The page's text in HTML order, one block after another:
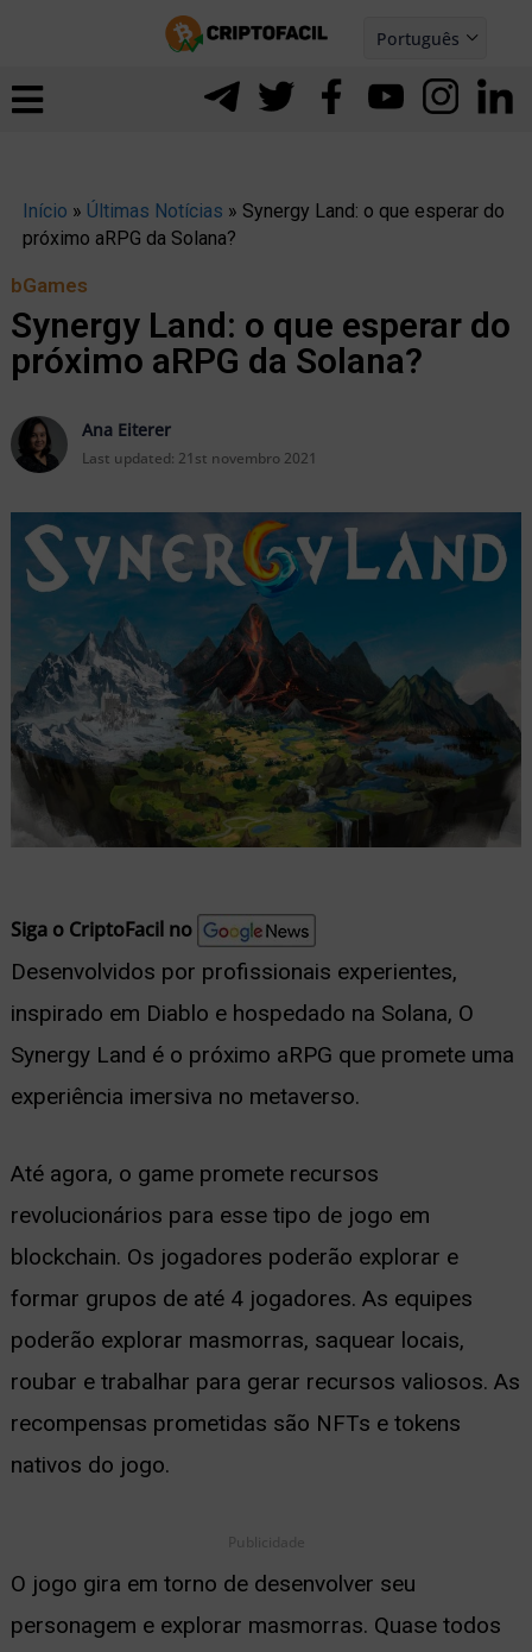
Português
Español
Início » Últimas Notícias » Synergy Land: o que esperar do
próximo aRPG da Solana?
bGames
Synergy Land: o que esperar do
próximo aRPG da Solana?
Ana Eiterer
Last updated: 21st novembro 2021
Siga o CriptoFacil no
Desenvolvidos por profissionais experientes,
inspirado em Diablo e hospedado na Solana, O
Synergy Land é o próximo aRPG que promete uma
experiência imersiva no metaverso.
Até agora, o game promete recursos
revolucionários para esse tipo de jogo em
blockchain. Os jogadores poderão explorar e
formar grupos de até 4 jogadores. As equipes
poderão explorar masmorras, saquear locais,
roubar e trabalhar para gerar recursos valiosos. As
recompensas prometidas são NFTs e tokens
nativos do jogo.
Publicidade
O jogo gira em torno de desenvolver seu
personagem e explorar masmorras. Quase todos